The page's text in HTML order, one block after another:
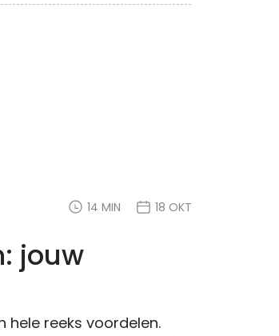
14 MIN 18 OKT
jouw
hele reeks voordelen.